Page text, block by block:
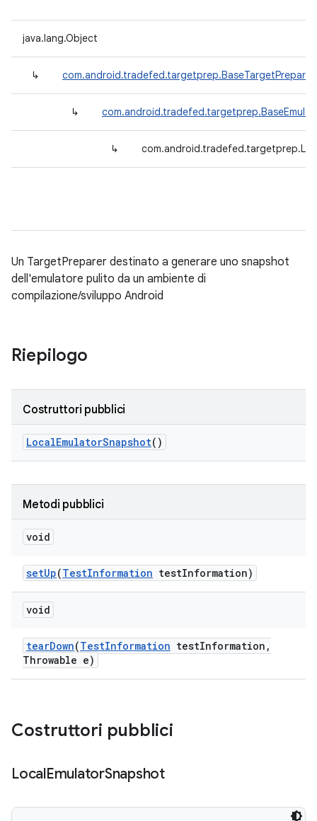
java.lang.Object
↳ com.android.tradefed.targetprep.BaseTargetPreparer
↳
↳
Un TargetPreparer destinato a generare uno snapshot
dell'emulatore pulito da un ambiente di
compilazione/sviluppo Android
Riepilogo
Costruttori pubblici
LocalEmulatorSnapshot()
Metodi pubblici
void
setUp(TestInformation testInformation)
void
tearDown(TestInformation testInformation ,
Throwable e)
Costruttori pubblici
LocalEmulatorSnapshot